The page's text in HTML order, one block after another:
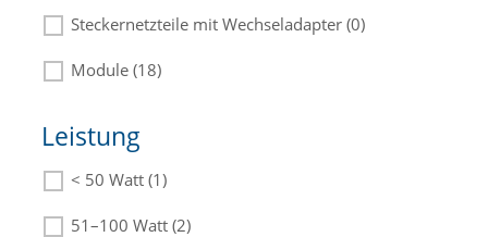
Steckernetzteile mit Wechseladapter (0)
Module (18)
Die passenden Netzteile finden Sie in der
Beschreibung.
Leistung
< 50 Watt (1)
51–100 Watt (2)